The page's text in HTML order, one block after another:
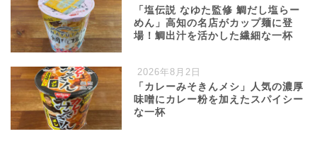
「塩伝説 なゆた監修 鯛だし塩らー
めん」高知の名店がカップ麺に登
場！鯛出汁を活かした繊細な一杯
2026年8月2日
「カレーみそきんメシ」人気の濃厚
味噌にカレー粉を加えたスパイシー
な一杯